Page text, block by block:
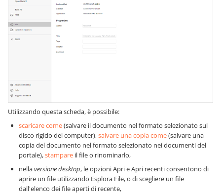
Utilizzando questa scheda, è possibile:
scaricare come(salvare il documento nel formato selezionato sul
disco rigido del computer),salvare una copia come(salvare una
copia del documento nel formato selezionato nei documenti del
portale),stampare il file o rinominarlo,
nellaversione desktop, le opzioni Apri e Apri recenti consentono di
aprire un file utilizzando Esplora File, o di scegliere un file
dall'elenco dei file aperti di recente,